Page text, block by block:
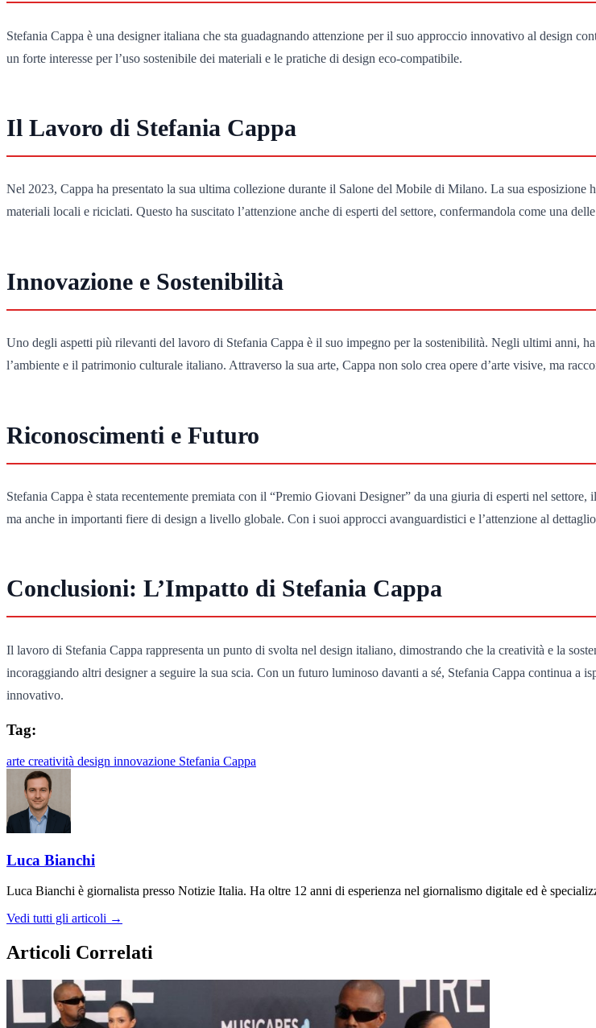
Stefania Cappa è una designer italiana che sta guadagnando attenzione per il suo approccio innovativo al design
un forte interesse per l’uso sostenibile dei materiali e le pratiche di design eco-compatibile.
Il Lavoro di Stefania Cappa
Nel 2023, Cappa ha presentato la sua ultima collezione durante il Salone del Mobile di Milano. La sua
materiali locali e riciclati. Questo ha suscitato l’attenzione anche di esperti del settore, confermandola come una
Innovazione e Sostenibilità
Uno degli aspetti più rilevanti del lavoro di Stefania Cappa è il suo impegno per la sostenibilità. Negli ultimi anni,
l’ambiente e il patrimonio culturale italiano. Attraverso la sua arte, Cappa non solo crea opere d’arte visive, ma
Riconoscimenti e Futuro
Stefania Cappa è stata recentemente premiata con il “Premio Giovani Designer” da una giuria di esperti nel
ma anche in importanti fiere di design a livello globale. Con i suoi approcci avanguardistici e l’attenzione al
Conclusioni: L’Impatto di Stefania Cappa
Il lavoro di Stefania Cappa rappresenta un punto di svolta nel design italiano, dimostrando che la creatività e la
incoraggiando altri designer a seguire la sua scia. Con un futuro luminoso davanti a sé, Stefania Cappa continua a
innovativo.
Tag:
arte creatività design innovazione Stefania Cappa
Luca Bianchi
Luca Bianchi è giornalista presso Notizie Italia. Ha oltre 12 anni di esperienza nel giornalismo digitale ed è
Vedi tutti gli articoli →
Articoli Correlati